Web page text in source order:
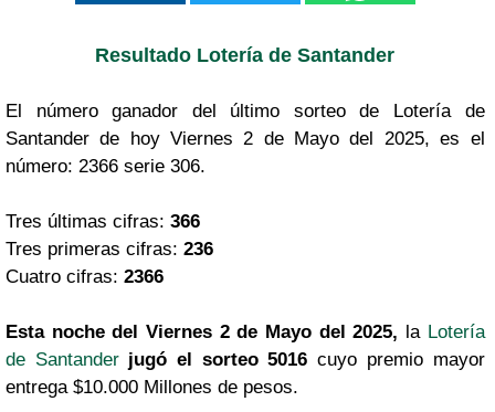
Resultado Lotería de Santander
El número ganador del último sorteo de Lotería de
Santander de hoy Viernes 2 de Mayo del 2025, es el
número: 2366 serie 306.
Tres últimas cifras: 366
Tres primeras cifras: 236
Cuatro cifras: 2366
Esta noche del Viernes 2 de Mayo del 2025, la Lotería
de Santander jugó el sorteo 5016 cuyo premio mayor
entrega $10.000 Millones de pesos.